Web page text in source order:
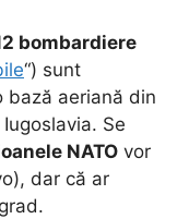
bombardiere
“) sunt
bază aeriană din
Se
NATO vor
dar că ar